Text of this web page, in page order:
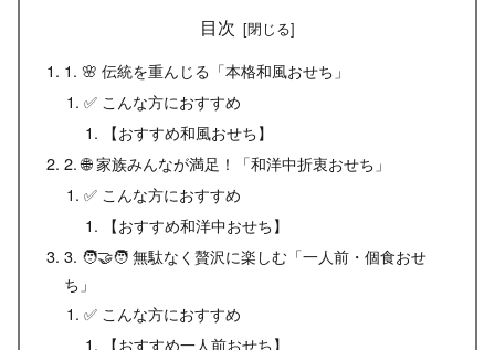
目次
1. 🌸 伝統を重んじる「本格和風おせち」
✅ こんな方におすすめ
【おすすめ和風おせち】
2. 🌐 家族みんなが満足！「和洋中折衷おせち」
✅ こんな方におすすめ
【おすすめ和洋中おせち】
3. 🧑‍🤝‍🧑 無駄なく贅沢に楽しむ「一人前・個食おせ
ち」
✅ こんな方におすすめ
【おすすめ一人前おせち】